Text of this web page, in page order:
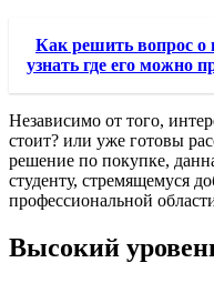
Как решить вопрос о
узнать где его можно
Независимо от того,
стоит? или уже готовы
решение по покупке,
студенту, стремящемуся
профессиональной
Высокий